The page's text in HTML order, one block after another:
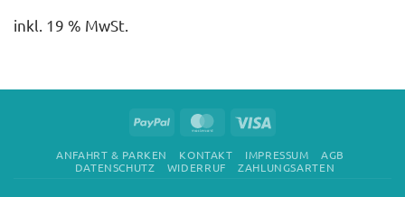
inkl. 19 % MwSt.
PayPal MasterCard
ANFAHRT & PARKEN KONTAKT IMPRESSUM
AGB
DATENSCHUTZ
WIDERRUF ZAHLUNGSARTEN